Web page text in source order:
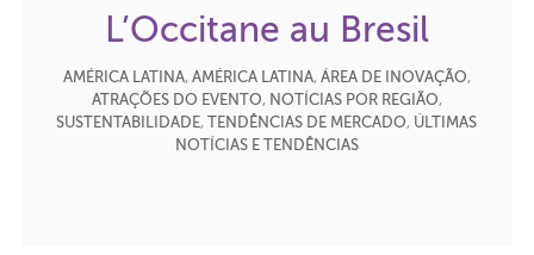
L’Occitane au Bresil
AMÉRICA LATINA, AMÉRICA LATINA, ÁREA DE INOVAÇÃO,
ATRAÇÕES DO EVENTO, NOTÍCIAS POR REGIÃO,
SUSTENTABILIDADE, TENDÊNCIAS DE MERCADO, ÚLTIMAS
NOTÍCIAS E TENDÊNCIAS